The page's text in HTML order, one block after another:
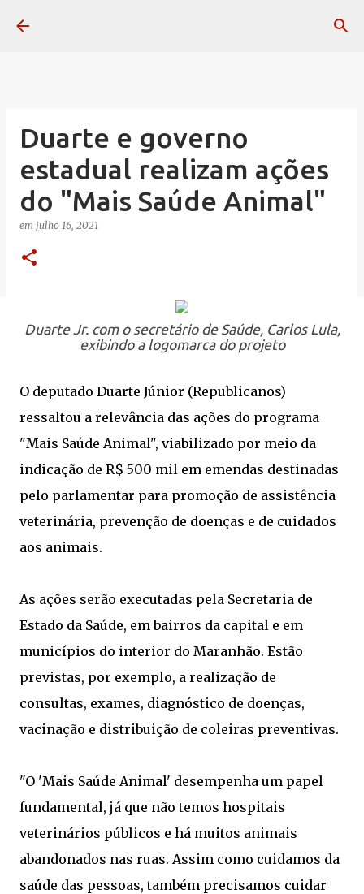
Duarte e governo
estadual realizam ações
do "Mais Saúde Animal"
em julho 16, 2021
Duarte Jr. com o secretário de Saúde, Carlos Lula,
exibindo a logomarca do projeto
O deputado Duarte Júnior (Republicanos)
ressaltou a relevância das ações do programa
"Mais Saúde Animal", viabilizado por meio da
indicação de R$ 500 mil em emendas destinadas
pelo parlamentar para promoção de assistência
veterinária, prevenção de doenças e de cuidados
aos animais.
As ações serão executadas pela Secretaria de
Estado da Saúde, em bairros da capital e em
municípios do interior do Maranhão. Estão
previstas, por exemplo, a realização de
consultas, exames, diagnóstico de doenças,
vacinação e distribuição de coleiras preventivas.
"O 'Mais Saúde Animal' desempenha um papel
fundamental, já que não temos hospitais
veterinários públicos e há muitos animais
abandonados nas ruas. Assim como cuidamos da
saúde das pessoas, também precisamos cuidar